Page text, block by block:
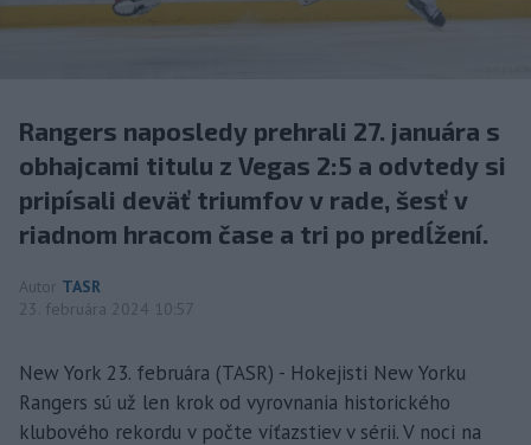
Rangers naposledy prehrali 27. januára s
obhajcami titulu z Vegas 2:5 a odvtedy si
pripísali deväť triumfov v rade, šesť v
riadnom hracom čase a tri po predĺžení.
Autor TASR
23. februára 2024 10:57
New York 23. februára (TASR) - Hokejisti New Yorku
Rangers sú už len krok od vyrovnania historického
klubového rekordu v počte víťazstiev v sérii. V noci na